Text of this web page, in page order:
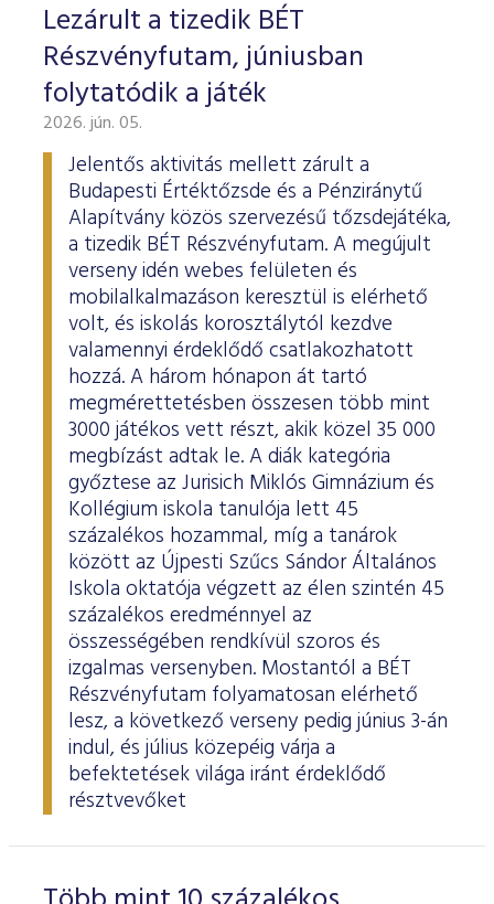
Lezárult a tizedik BÉT
Részvényfutam, júniusban
folytatódik a játék
2026. jún. 05.
Jelentős aktivitás mellett zárult a
Budapesti Értéktőzsde és a Pénziránytű
Alapítvány közös szervezésű tőzsdejátéka,
a tizedik BÉT Részvényfutam. A megújult
verseny idén webes felületen és
mobilalkalmazáson keresztül is elérhető
volt, és iskolás korosztálytól kezdve
valamennyi érdeklődő csatlakozhatott
hozzá. A három hónapon át tartó
megmérettetésben összesen több mint
3000 játékos vett részt, akik közel 35 000
megbízást adtak le. A diák kategória
győztese az Jurisich Miklós Gimnázium és
Kollégium iskola tanulója lett 45
százalékos hozammal, míg a tanárok
között az Újpesti Szűcs Sándor Általános
Iskola oktatója végzett az élen szintén 45
százalékos eredménnyel az
összességében rendkívül szoros és
izgalmas versenyben. Mostantól a BÉT
Részvényfutam folyamatosan elérhető
lesz, a következő verseny pedig június 3-án
indul, és július közepéig várja a
befektetések világa iránt érdeklődő
résztvevőket